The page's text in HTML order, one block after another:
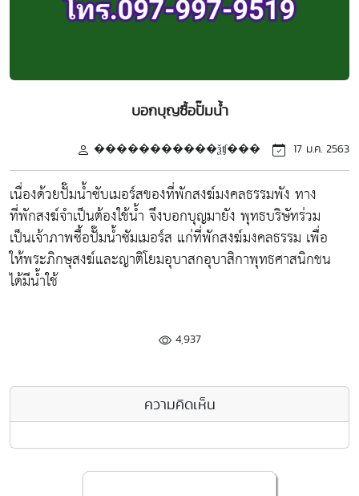
บอกบุญซื้อปั๊มน้ำ
�����������ѯʧ��� 17 ม.ค. 2563
เนื่องด้วยปั๊มน้ำซับเมอร์สของที่พักสงฆ์มงคลธรรมพัง ทาง
ที่พักสงฆ์จำเป็นต้องใช้น้ำ จึงบอกบุญมายัง พุทธบริษัทร่วม
เป็นเจ้าภาพซื้อปั๊มน้ำซัมเมอร์ส แก่ที่พักสงฆ์มงคลธรรม เพื่อ
ให้พระภิกษุสงฆ์และญาติโยมอุบาสกอุบาสิกาพุทธศาสนิกชน
ได้มีน้ำใช้
4,937
ความคิดเห็น